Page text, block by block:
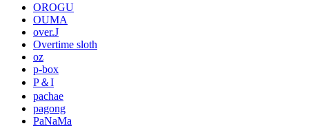
OROGU
OUMA
over.J
Overtime sloth
oz
p-box
P＆I
pachae
pagong
PaNaMa